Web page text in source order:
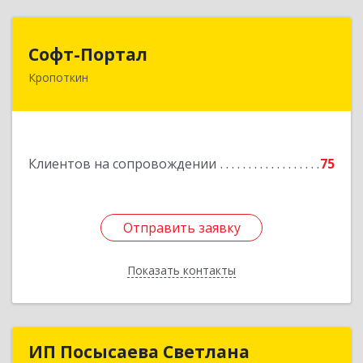
Софт-Портал
Кропоткин
Клиентов на сопровождении 75
Отправить заявку
Показать контакты
352395, Краснодарский край, Кавказский р-н,
Отправить заявку
Назад
ИП Посысаева Светлана
ИП Посысаева Светлана